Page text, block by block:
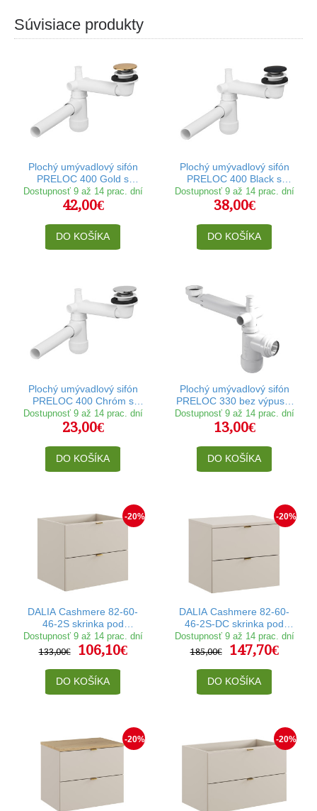
Súvisiace produkty
Plochý umývadlový sifón
PRELOC 400 Gold s
výpusťou klik klak
Dostupnosť 9 až 14 prac. dní
42,00€
DO KOŠÍKA
Plochý umývadlový sifón
PRELOC 400 Black s
výpusťou klik klak
Dostupnosť 9 až 14 prac. dní
38,00€
DO KOŠÍKA
Plochý umývadlový sifón
PRELOC 400 Chróm s
výpusťou klik klak
Dostupnosť 9 až 14 prac. dní
23,00€
DO KOŠÍKA
Plochý umývadlový sifón
PRELOC 330 bez výpuste
klik klak
Dostupnosť 9 až 14 prac. dní
13,00€
DO KOŠÍKA
-20%
DALIA Cashmere 82-60-
46-2S skrinka pod
umývadlo 60 cm
Dostupnosť 9 až 14 prac. dní
133,00€
106,10€
DO KOŠÍKA
-20%
DALIA Cashmere 82-60-
46-2S-DC skrinka pod
umývadlo 60 cm
Dostupnosť 9 až 14 prac. dní
185,00€
147,70€
DO KOŠÍKA
-20% -20%